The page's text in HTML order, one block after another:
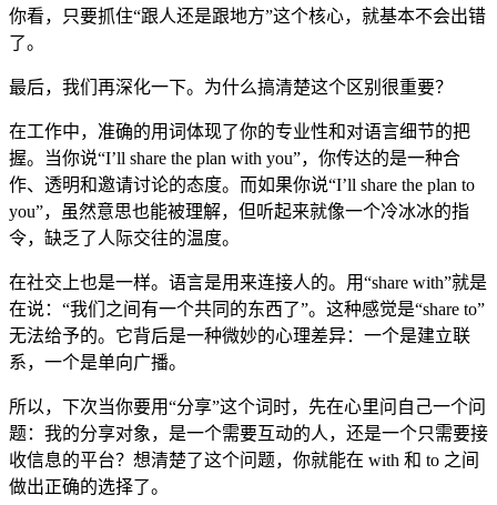
你看，只要抓住“跟人还是跟地方”这个核心，就基本不会出错
了。
最后，我们再深化一下。为什么搞清楚这个区别很重要？
在工作中，准确的用词体现了你的专业性和对语言细节的把
握。当你说“I’ll share the plan with you”，你传达的是一种合
作、透明和邀请讨论的态度。而如果你说“I’ll share the plan to
you”，虽然意思也能被理解，但听起来就像一个冷冰冰的指
令，缺乏了人际交往的温度。
在社交上也是一样。语言是用来连接人的。用“share with”就是
在说：“我们之间有一个共同的东西了”。这种感觉是“share to”
无法给予的。它背后是一种微妙的心理差异：一个是建立联
系，一个是单向广播。
所以，下次当你要用“分享”这个词时，先在心里问自己一个问
题：我的分享对象，是一个需要互动的人，还是一个只需要接
收信息的平台？想清楚了这个问题，你就能在 with 和 to 之间
做出正确的选择了。